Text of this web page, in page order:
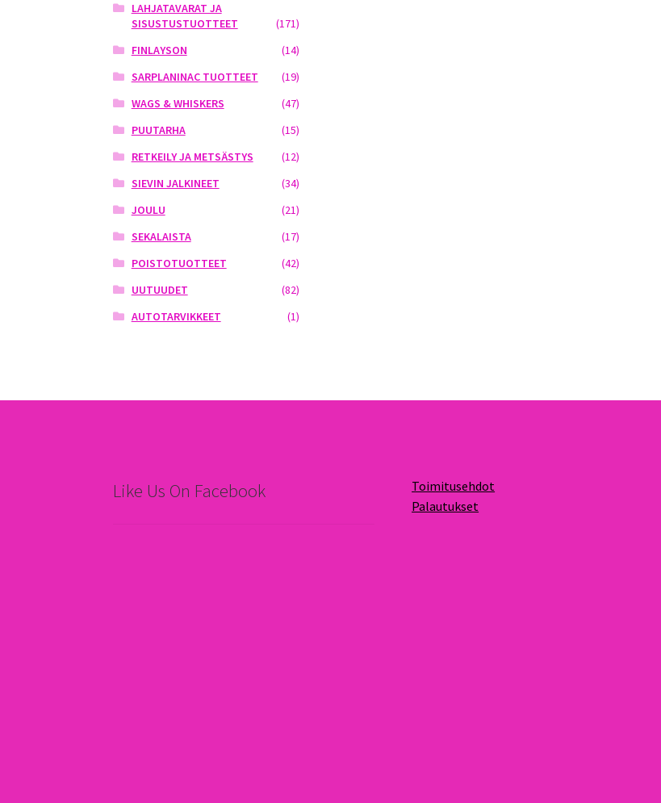
LAHJATAVARAT JA
SISUSTUSTUOTTEET
(171)
FINLAYSON
(14)
SARPLANINAC TUOTTEET
(19)
WAGS & WHISKERS
(47)
PUUTARHA
(15)
RETKEILY JA METSÄSTYS
(12)
SIEVIN JALKINEET
(34)
JOULU
(21)
SEKALAISTA
(17)
POISTOTUOTTEET
(42)
UUTUUDET
(82)
AUTOTARVIKKEET
(1)
Like Us On Facebook
Toimitusehdot
Palautukset